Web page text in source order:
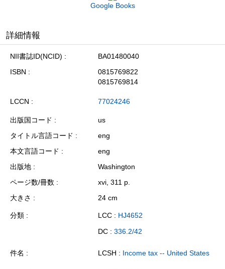
Google Books
詳細情報
NII書誌ID(NCID)
BA01480040
ISBN
0815769822
0815769814
LCCN 77024246
出版国コード
us
タイトル言語コード
eng
本文言語コード
eng
出版地
Washington
ページ数/冊数
xvi, 311 p.
大きさ
24 cm
分類 LCC : HJ4652
DC : 336.2/42
件名 LCSH : Income tax -- United States